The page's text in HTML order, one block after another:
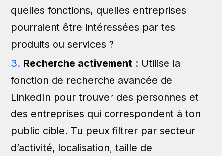
quelles fonctions, quelles entreprises
pourraient être intéressées par tes
produits ou services ?
Recherche activement : Utilise la
fonction de recherche avancée de
LinkedIn pour trouver des personnes et
des entreprises qui correspondent à ton
public cible. Tu peux filtrer par secteur
d’activité, localisation, taille de